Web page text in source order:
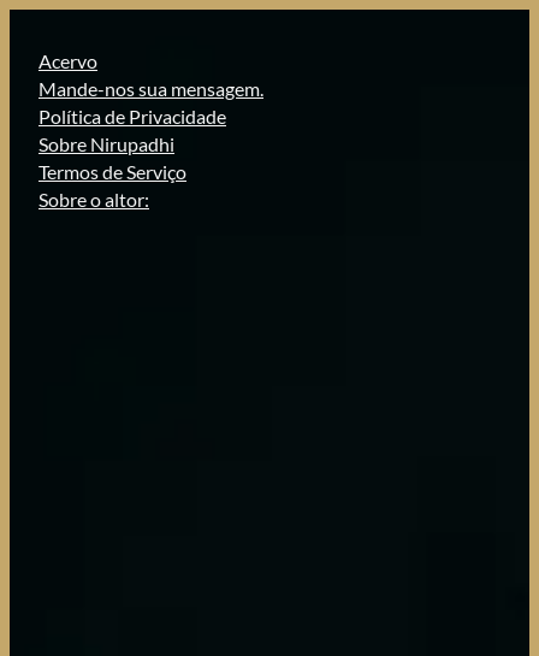
conteúdo
Acervo
Mande-nos sua mensagem.
Política de Privacidade
Sobre Nirupadhi
Termos de Serviço
Sobre o altor: